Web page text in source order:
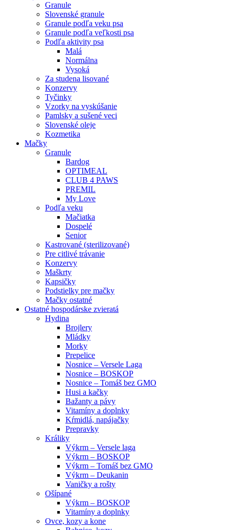
Granule
Slovenské granule
Granule podľa veku psa
Granule podľa veľkosti psa
Podľa aktivity psa
Malá
Normálna
Vysoká
Za studena lisované
Konzervy
Tyčinky
Vzorky na vyskúšanie
Pamlsky a sušené veci
Slovenské oleje
Kozmetika
Mačky
Granule
Bardog
OPTIMEAL
CLUB 4 PAWS
PREMIL
My Love
Podľa veku
Mačiatka
Dospelé
Senior
Kastrované (sterilizované)
Pre citlivé trávanie
Konzervy
Maškrty
Kapsičky
Podstielky pre mačky
Mačky ostatné
Ostatné hospodárske zvieratá
Hydina
Brojlery
Mládky
Morky
Prepelice
Nosnice – Versele Laga
Nosnice – BOSKOP
Nosnice – Tomáš bez GMO
Husi a kačky
Bažanty a pávy
Vitamíny a doplnky
Kŕmidlá, napájačky
Prepravky
Králiky
Výkrm – Versele laga
Výkrm – BOSKOP
Výkrm – Tomáš bez GMO
Výkrm – Deukanin
Vaničky a rošty
Ošípané
Výkrm – BOSKOP
Vitamíny a doplnky
Ovce, kozy a kone